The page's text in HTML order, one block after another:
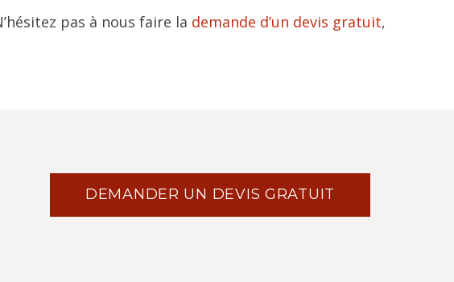
pas à nous faire la demande d’un devis gratuit,
DEMANDER UN DEVIS GRATUIT